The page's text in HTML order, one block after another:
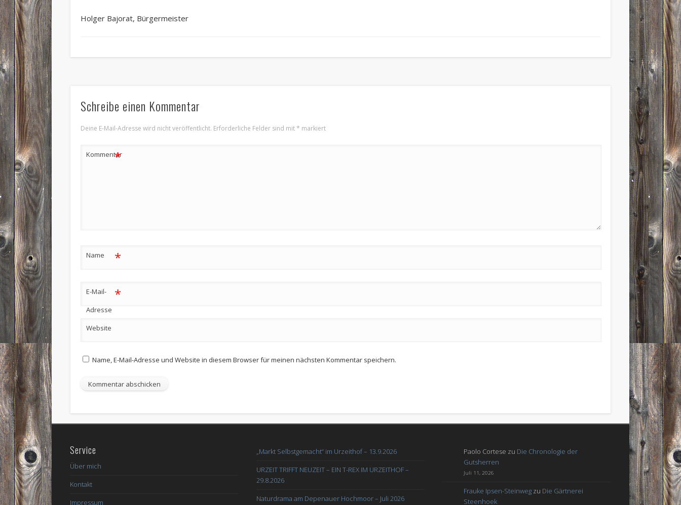
Holger Bajorat, Bürgermeister
Schreibe einen Kommentar
Deine E-Mail-Adresse wird nicht veröffentlicht. Erforderliche Felder sind mit* markiert
Kommentar
*
Name *
E-Mail-
Adresse
*
Website
Name, E-Mail-Adresse und Website in diesem Browser für meinen nächsten Kommentar speichern.
Service
Über mich
Kontakt
Impressum
„Markt Selbstgemacht“ im Urzeithof – 13.9.2026
URZEIT TRIFFT NEUZEIT – EIN T-REX IM URZEITHOF –
29.8.2026
Naturdrama am Depenauer Hochmoor – Juli 2026
Paolo Cortese zu Die Chronologie der
Gutsherren
Juli 11, 2026
Frauke Ipsen-Steinweg zu Die Gärtnerei
Steenhoek